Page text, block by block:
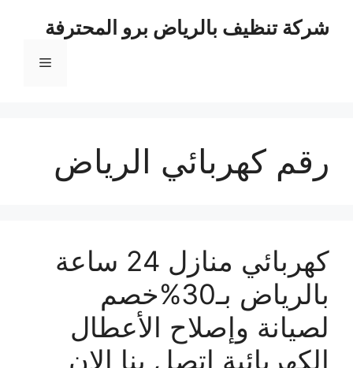
شركة تنظيف بالرياض برو المحترفة
القائمة
رقم كهربائي الرياض
كهربائي منازل 24 ساعة
بالرياض بـ30%خصم
لصيانة وإصلاح الأعطال
الكهربائية اتصل بنا الان